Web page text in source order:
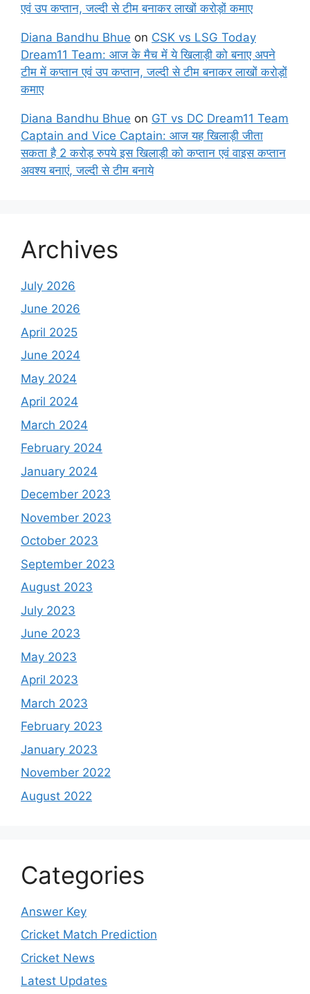
एवं उप कप्तान, जल्दी से टीम बनाकर लाखों करोड़ों कमाए
Diana Bandhu Bhue on CSK vs LSG Today
Dream11 Team: आज के मैच में ये खिलाड़ी को बनाए अपने
टीम में कप्तान एवं उप कप्तान, जल्दी से टीम बनाकर लाखों करोड़ों
कमाए
Diana Bandhu Bhue on GT vs DC Dream11 Team
Captain and Vice Captain: आज यह खिलाड़ी जीता
सकता है 2 करोड़ रुपये इस खिलाड़ी को कप्तान एवं वाइस कप्तान
अवश्य बनाएं, जल्दी से टीम बनाये
Archives
July 2026
June 2026
April 2025
June 2024
May 2024
April 2024
March 2024
February 2024
January 2024
December 2023
November 2023
October 2023
September 2023
August 2023
July 2023
June 2023
May 2023
April 2023
March 2023
February 2023
January 2023
November 2022
August 2022
Categories
Answer Key
Cricket Match Prediction
Cricket News
Latest Updates